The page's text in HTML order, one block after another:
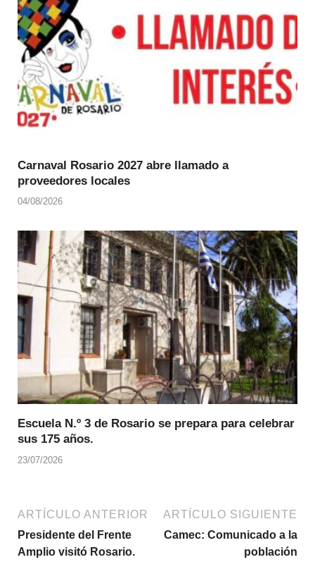
Carnaval Rosario 2027 abre llamado a
proveedores locales
04/08/2026
Escuela N.º 3 de Rosario se prepara para celebrar
sus 175 años.
23/07/2026
ARTÍCULO ANTERIOR
Presidente del Frente
Amplio visitó Rosario.
ARTÍCULO SIGUIENTE
Camec: Comunicado a la
población